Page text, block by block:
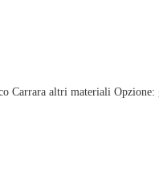
Carrara altri materiali